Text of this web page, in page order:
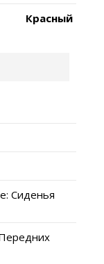
Красный
Сиденья